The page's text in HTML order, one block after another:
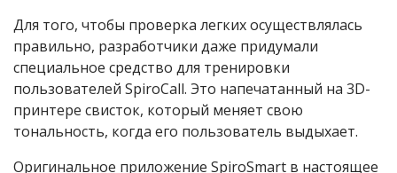
Для того, чтобы проверка легких осуществлялась
правильно, разработчики даже придумали
специальное средство для тренировки
пользователей SpiroCall. Это напечатанный на 3D-
принтере свисток, который меняет свою
тональность, когда его пользователь выдыхает.
Оригинальное приложение SpiroSmart в настоящее